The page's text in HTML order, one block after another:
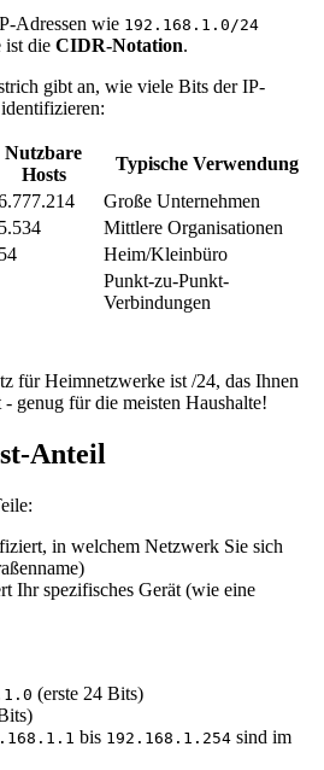
Adressen wie 192.168.1.0/24
ist die CIDR-Notation.
gibt an, wie viele Bits der IP-
identifizieren:
Nutzbare
Hosts
Typische Verwendung
Große Unternehmen
Mittlere Organisationen
Heim/Kleinbüro
Punkt-zu-Punkt-
Verbindungen
für Heimnetzwerke ist /24, das Ihnen
genug für die meisten Haushalte!
Anteil
in welchem Netzwerk Sie sich
Ihr spezifisches Gerät (wie eine
(erste 24 Bits)
bis 192.168.1.254 sind im